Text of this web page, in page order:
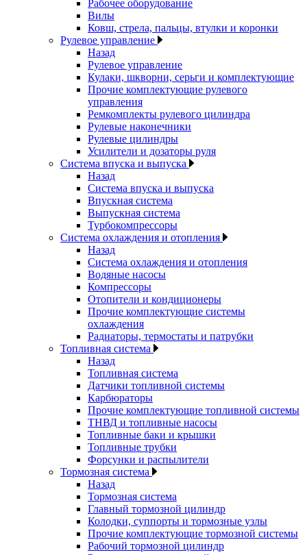
Рабочее оборудование
Вилы
Ковш, стрела, пальцы, втулки и коронки
Рулевое управление
Назад
Рулевое управление
Кулаки, шкворни, серьги и комплектующие
Прочие комплектующие рулевого
управления
Ремкомплекты рулевого цилиндра
Рулевые наконечники
Рулевые цилиндры
Усилители и дозаторы руля
Система впуска и выпуска
Назад
Система впуска и выпуска
Впускная система
Выпускная система
Турбокомпрессоры
Система охлаждения и отопления
Назад
Система охлаждения и отопления
Водяные насосы
Компрессоры
Отопители и кондиционеры
Прочие комплектующие системы
охлаждения
Радиаторы, термостаты и патрубки
Топливная система
Назад
Топливная система
Датчики топливной системы
Карбюраторы
Прочие комплектующие топливной системы
ТНВД и топливные насосы
Топливные баки и крышки
Топливные трубки
Форсунки и распылители
Тормозная система
Назад
Тормозная система
Главный тормозной цилиндр
Колодки, суппорты и тормозные узлы
Прочие комплектующие тормозной системы
Рабочий тормозной цилиндр